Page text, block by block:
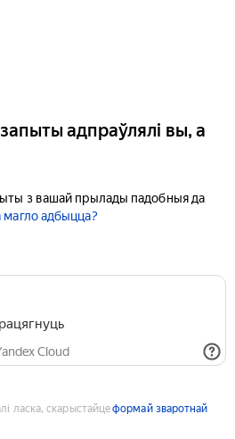
адпраўлялі вы, а
з вашай прылады падобныя да
магло адбыцца?
Cloud
ласка, скарыстайцеформай зваротнай